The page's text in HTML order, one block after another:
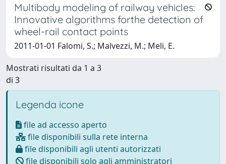
Multibody modeling of railway vehicles:
Innovative algorithms forthe detection of
wheel-rail contact points
2011-01-01 Falomi, S.; Malvezzi, M.; Meli, E.
Mostrati risultati da 1 a 3
di 3
Legenda icone
file ad accesso aperto
file disponibili sulla rete interna
file disponibili agli utenti autorizzati
file disponibili solo agli amministratori